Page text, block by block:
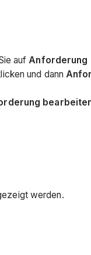
aufAnforderung
und dann
werden.